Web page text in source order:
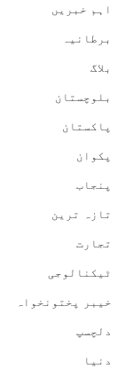
اہم خبریں
برطانیہ
بلاگ
بلوچستان
پاکستان
پکوان
پنجاب
تازہ ترین
تجارت
ٹیکنالوجی
خیبر پختونخواہ
دلچسپ
دنیا